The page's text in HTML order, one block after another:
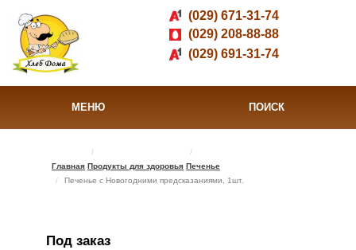
(029) 671-31-74
(029) 208-88-88
(029) 691-31-74
МЕНЮ ПОИСК
Главная Продукты для здоровья Печенье
Печенье с Новогодними предсказаниями, 1шт.
Под заказ